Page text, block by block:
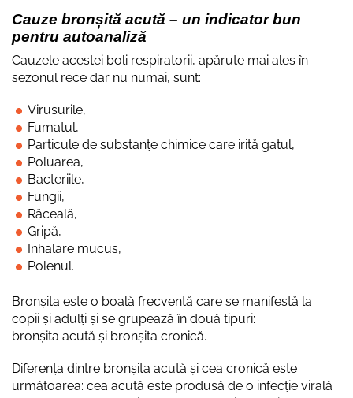
Cauze bronșită acută – un indicator bun
pentru autoanaliză
Cauzele acestei boli respiratorii, apărute mai ales în
sezonul rece dar nu numai, sunt:
Virusurile,
Fumatul,
Particule de substanțe chimice care irită gatul,
Poluarea,
Bacteriile,
Fungii,
Răceală,
Gripă,
Inhalare mucus,
Polenul.
Bronșita este o boală frecventă care se manifestă la
copii și adulți și se grupează în două tipuri:
bronșita acută și bronșita cronică.
Diferența dintre bronșita acută și cea cronică este
următoarea: cea acută este produsă de o infecție virală